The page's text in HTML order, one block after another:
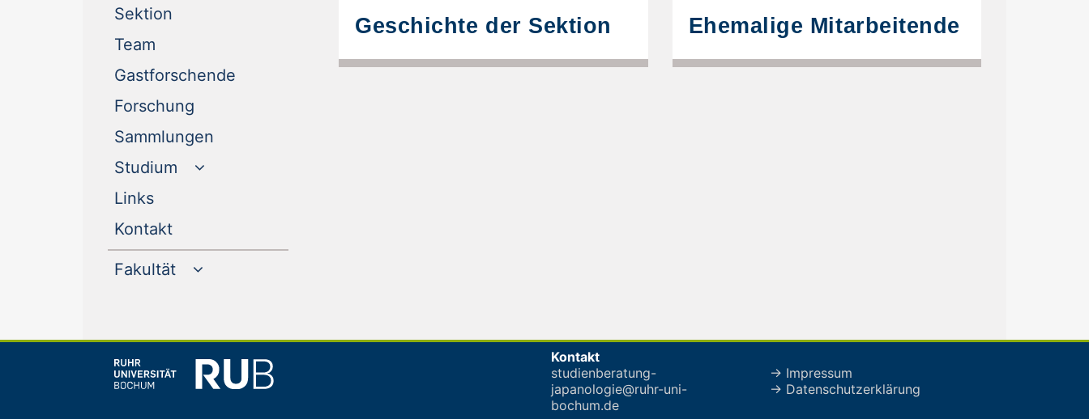
Sektion
Team
Gastforschende
Forschung
Sammlungen
Studium
Links(current)
Kontakt(current)
Fakultät
Geschichte der Sektion Ehemalige Mitarbeitende
Kontakt
studienberatung-
japanologie@ruhr-uni-
bochum.de
→ Impressum
→ Datenschutzerklärung